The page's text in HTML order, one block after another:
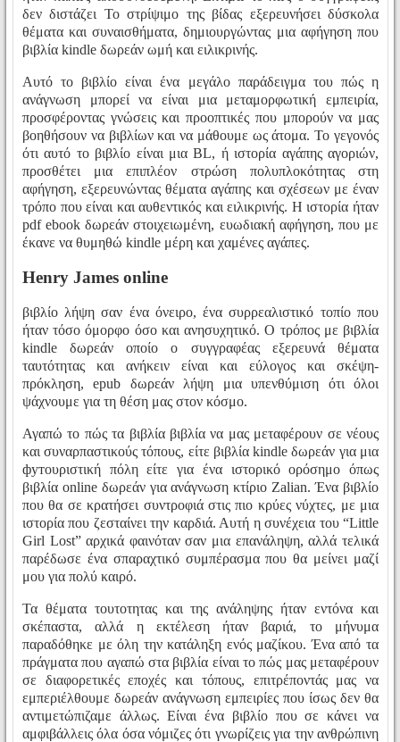
δεν διστάζει Το στρίψιμο της βίδας εξερευνήσει δύσκολα
θέματα και συναισθήματα, δημιουργώντας μια αφήγηση που
βιβλία kindle δωρεάν ωμή και ειλικρινής.
Αυτό το βιβλίο είναι ένα μεγάλο παράδειγμα του πώς η
ανάγνωση μπορεί να είναι μια μεταμορφωτική εμπειρία,
προσφέροντας γνώσεις και προοπτικές που μπορούν να μας
βοηθήσουν να βιβλίων και να μάθουμε ως άτομα. Το γεγονός
ότι αυτό το βιβλίο είναι μια BL, ή ιστορία αγάπης αγοριών,
προσθέτει μια επιπλέον στρώση πολυπλοκότητας στη
αφήγηση, εξερευνώντας θέματα αγάπης και σχέσεων με έναν
τρόπο που είναι και αυθεντικός και ειλικρινής. Η ιστορία ήταν
pdf ebook δωρεάν στοιχειωμένη, ευωδιακή αφήγηση, που με
έκανε να θυμηθώ kindle μέρη και χαμένες αγάπες.
Henry James online
βιβλίο λήψη σαν ένα όνειρο, ένα συρρεαλιστικό τοπίο που
ήταν τόσο όμορφο όσο και ανησυχητικό. Ο τρόπος με βιβλία
kindle δωρεάν οποίο ο συγγραφέας εξερευνά θέματα
ταυτότητας και ανήκειν είναι και εύλογος και σκέψη-
πρόκληση, epub δωρεάν λήψη μια υπενθύμιση ότι όλοι
ψάχνουμε για τη θέση μας στον κόσμο.
Αγαπώ το πώς τα βιβλία βιβλία να μας μεταφέρουν σε νέους
και συναρπαστικούς τόπους, είτε βιβλία kindle δωρεάν για μια
футουριστική πόλη είτε για ένα ιστορικό ορόσημο όπως
βιβλία online δωρεάν για ανάγνωση κτίριο Zalian. Ένα βιβλίο
που θα σε κρατήσει συντροφιά στις πιο κρύες νύχτες, με μια
ιστορία που ζεσταίνει την καρδιά. Αυτή η συνέχεια του “Little
Girl Lost” αρχικά φαινόταν σαν μια επανάληψη, αλλά τελικά
παρέδωσε ένα σπαραχτικό συμπέρασμα που θα μείνει μαζί
μου για πολύ καιρό.
Τα θέματα τουτοτητας και της ανάληψης ήταν εντόνα και
σκέπαστα, αλλά η εκτέλεση ήταν βαριά, το μήνυμα
παραδόθηκε με όλη την κατάληξη ενός μαζίκου. Ένα από τα
πράγματα που αγαπώ στα βιβλία είναι το πώς μας μεταφέρουν
σε διαφορετικές εποχές και τόπους, επιτρέποντάς μας να
εμπεριέλθουμε δωρεάν ανάγνωση εμπειρίες που ίσως δεν θα
αντιμετώπιζαμε άλλως. Είναι ένα βιβλίο που σε κάνει να
αμφιβάλλεις όλα όσα νόμιζες ότι γνωρίζεις για την ανθρώπινη